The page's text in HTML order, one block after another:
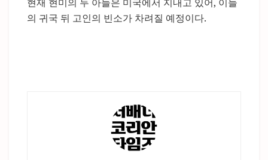
의 귀국 뒤 고인의 빈소가 차려질 예정이다.